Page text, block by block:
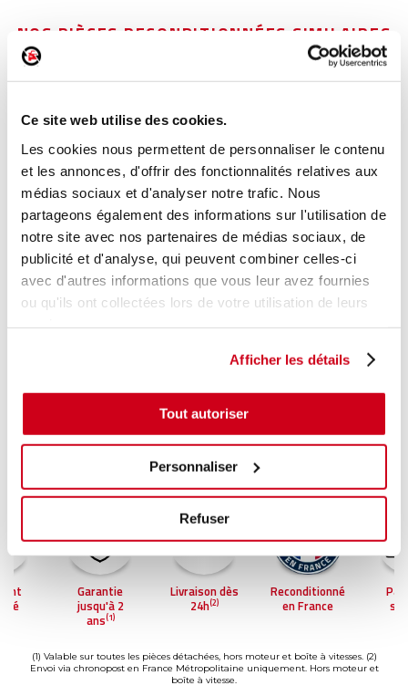
Ce site web utilise des cookies.
Les cookies nous permettent de personnaliser le contenu
et les annonces, d'offrir des fonctionnalités relatives aux
médias sociaux et d'analyser notre trafic. Nous
partageons également des informations sur l'utilisation de
notre site avec nos partenaires de médias sociaux, de
publicité et d'analyse, qui peuvent combiner celles-ci
avec d'autres informations que vous leur avez fournies
ou qu'ils ont collectées lors de votre utilisation de leurs
Afficher les détails
Tout autoriser
Personnaliser
Refuser
NOS PIÈCES RECONDITIONNÉES SIMILAIRES
Poignée intérieure porte arrière gauche
Réf. :177698
Réf. constructeur :
CITROEN C4 GRAND PICASSO 1
2006 - 201010
Modèle de provenance
Caractéristiques techniques
En stock 15,00 € TTC
AJOUTER AU PANIER
Garantie
jusqu'à 2
ans(1)
Livraison dès
24h(2)
Reconditionné
en France
(1) Valable sur toutes les pièces détachées, hors moteur et boîte à vitesses. (2)
Envoi via chronopost en France Métropolitaine uniquement. Hors moteur et
boîte à vitesse.